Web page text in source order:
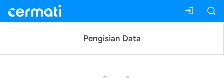
Pengisian Data